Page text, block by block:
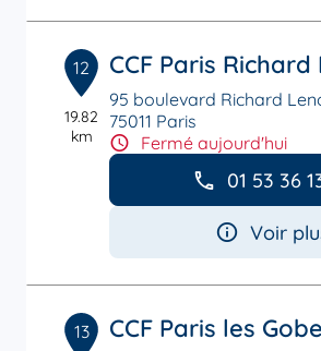
12
19.82
km
CCF Paris
95 boulevard Richard
75011 Paris
Fermé aujourd'hui
01 53 36
Voir
13 CCF Paris les